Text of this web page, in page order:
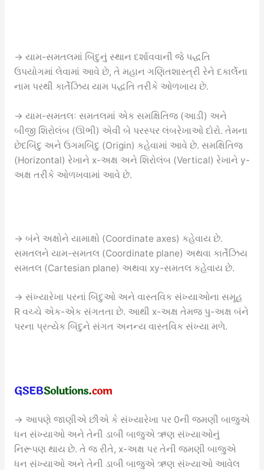
→ યામ-સમતલમાં બિંદુનું સ્થાન દર્શાવવાની જે પદ્ધતિ
ઉપયોગમાં લેવામાં આવે છે, તે મહાન ગણિતશાસ્ત્રી રેને દકાર્લેના
નામ પરથી કાર્તેઝિય યામ પદ્ધતિ તરીકે ઓળખાય છે.
→ યામ-સમતલઃ સમતલમાં એક સમક્ષિતિજ (આડી) અને
બીજી શિરોલંબ (ઊભી) એવી બે પરસ્પર લંબરેખાઓ દોરો. તેમના
છેદબિંદુ અને ઉગમબિંદુ (Origin) કહેવામાં આવે છે. સમક્ષિતિજ
(Horizontal) રેખાને x-અક્ષ અને શિરોલંબ (Vertical) રેખાને y-
અક્ષ તરીકે ઓળખવામાં આવે છે.
→ બંને અક્ષોને યામાક્ષો (Coordinate axes) કહેવાય છે.
સમતલને યામ-સમતલ (Coordinate plane) અથવા કાર્તેઝિય
સમતલ (Cartesian plane) અથવા xy-સમતલ કહેવાય છે.
→ સંખ્યારેખા પરનાં બિંદુઓ અને વાસ્તવિક સંખ્યાઓના સમૂહ
R વચ્ચે એક-એક સંગતતા છે. આથી x-અક્ષ તેમજ પુ-અક્ષ બંને
પરના પ્રત્યેક બિંદુને સંગત અનન્ય વાસ્તવિક સંખ્યા મળે.
→ આપણે જાણીએ છીએ કે સંખ્યારેખા પર 0ની જમણી બાજુએ
ધન સંખ્યાઓ અને તેની ડાબી બાજુએ ઋણ સંખ્યાઓનું
નિરૂપણ થાય છે. તે જ રીતે, x-અક્ષ પર તેની જમણી બાજુએ
ધન સંખ્યાઓ અને તેની ડાબી બાજુએ ઋણ સંખ્યાઓ આવેલ